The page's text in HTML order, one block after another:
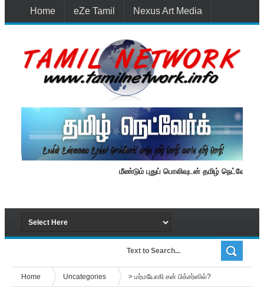
Home eZe Tamil Nexus Art Media
மீண்டும் புதுப் பொலிவுடன் தமிழ் நெட்வேர்க்.
Home Uncategories > மர்மயோகி சன் பிக்சர்ஸில்?